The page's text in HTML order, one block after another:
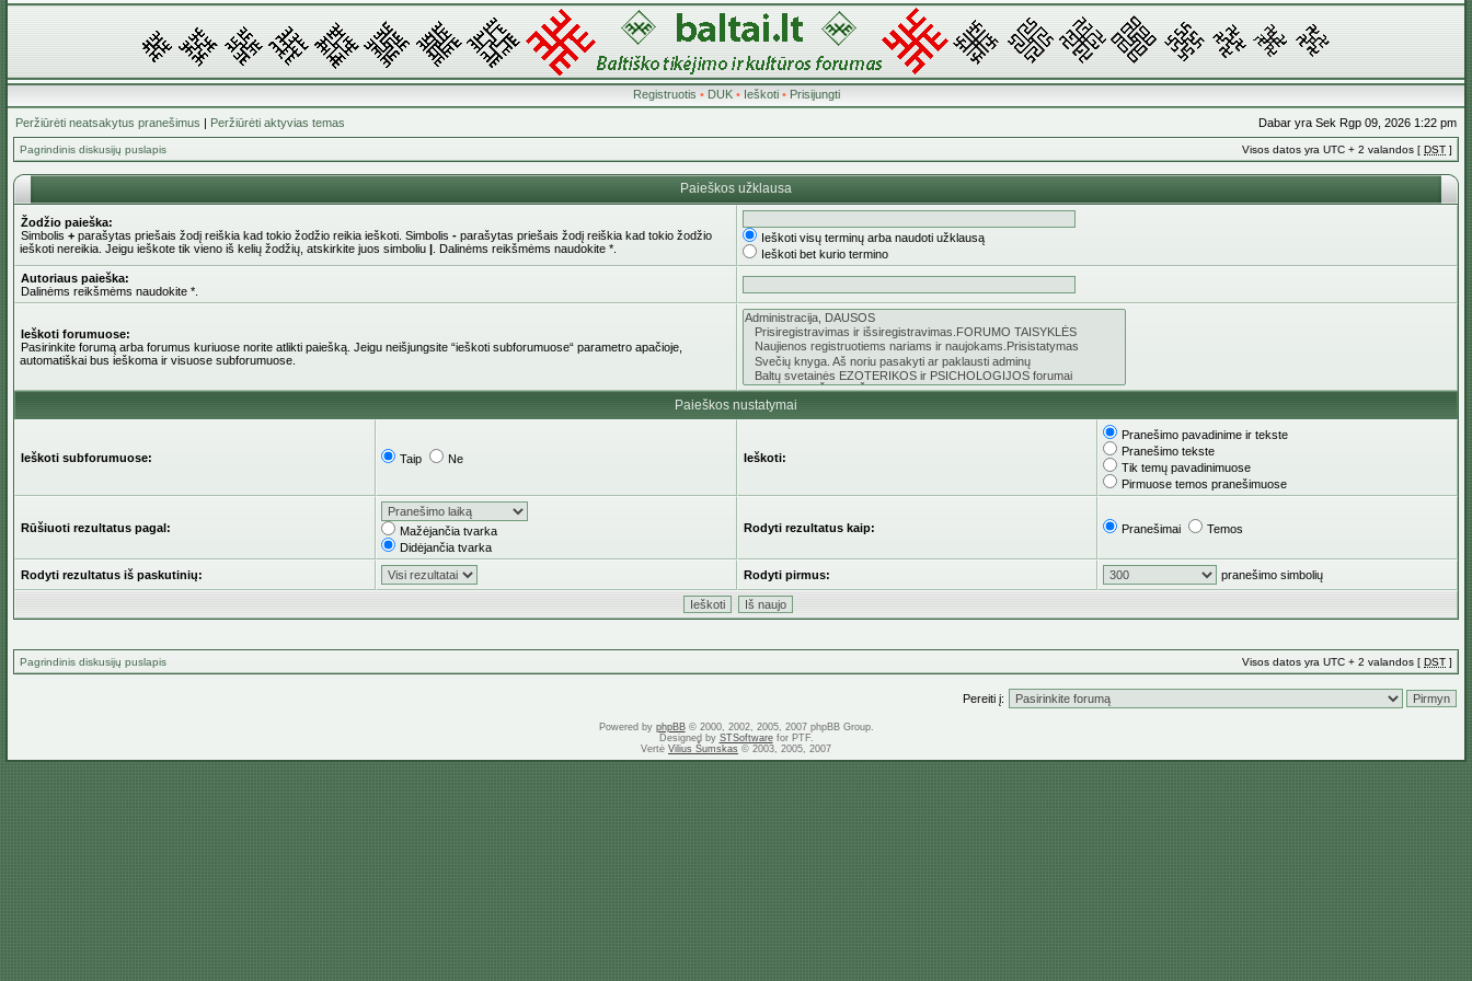
Registruotis • DUK• Ieškoti• Prisijungti
Peržiūrėti neatsakytus pranešimus | Peržiūrėti aktyvias temas Dabar yra Sek Rgp 09, 2026 1:22 pm
Pagrindinis diskusijų puslapis Visos datos yra UTC + 2 valandos [ DST ]
Paieškos užklausa
Žodžio paieška:
Simbolis + parašytas priešais žodį reiškia kad tokio žodžio reikia ieškoti. Simbolis - parašytas priešais žodį reiškia kad tokio žodžio
ieškoti nereikia. Jeigu ieškote tik vieno iš kelių žodžių, atskirkite juos simboliu | . Dalinėms reikšmėms naudokite *.
Ieškoti visų terminų arba naudoti užklausą
Ieškoti bet kurio termino
Autoriaus paieška:
Dalinėms reikšmėms naudokite *.
Ieškoti forumuose:
Pasirinkite forumą arba forumus kuriuose norite atlikti paiešką. Jeigu neišjungsite “ieškoti subforumuose“ parametro apačioje,
automatiškai bus ieškoma ir visuose subforumuose.
Paieškos nustatymai
Ieškoti subforumuose: Taip Ne Ieškoti:
Pranešimo pavadinime ir tekste
Pranešimo tekste
Tik temų pavadinimuose
Pirmuose temos pranešimuose
Rūšiuoti rezultatus pagal:
Mažėjančia tvarka
Didėjančia tvarka
Rodyti rezultatus kaip: Pranešimai Temos
Rodyti rezultatus iš paskutinių: Rodyti pirmus: pranešimo simbolių
Pagrindinis diskusijų puslapis Visos datos yra UTC + 2 valandos [ DST ]
Pereiti į:
Powered by phpBB© 2000, 2002, 2005, 2007 phpBB Group.
Designed by STSoftwarefor PTF.
Vertė Vilius Šumskas © 2003, 2005, 2007